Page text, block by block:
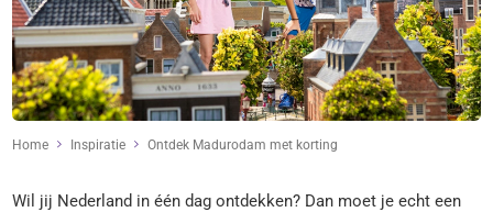
Home Inspiratie Ontdek Madurodam met korting
Wil jij Nederland in één dag ontdekken? Dan moet je echt een